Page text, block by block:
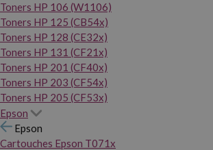
Toners HP 106 (W1106)
Toners HP 125 (CB54x)
Toners HP 128 (CE32x)
Toners HP 131 (CF21x)
Toners HP 201 (CF40x)
Toners HP 203 (CF54x)
Toners HP 205 (CF53x)
Epson
Epson
Cartouches Epson T071x